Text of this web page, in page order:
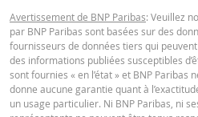
Les prix indiqués dans le simulateur
actuels ou futurs. Le simulateur
financement constant alors que ce
continue. Les rendements des produits
devise différente peuvent être
simulateur ne prend pas en compte la
vendeur (le spread) et les dividendes
Avertissement de BNP Paribas: Veuillez
par BNP Paribas sont basées sur des
fournisseurs de données tiers qui
des informations publiées susceptibles
sont fournies « en l’état » et BNP Paribas
donne aucune garantie quant à
un usage particulier. Ni BNP Paribas, ni